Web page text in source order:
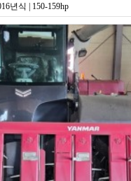
년식 | 150-159hp